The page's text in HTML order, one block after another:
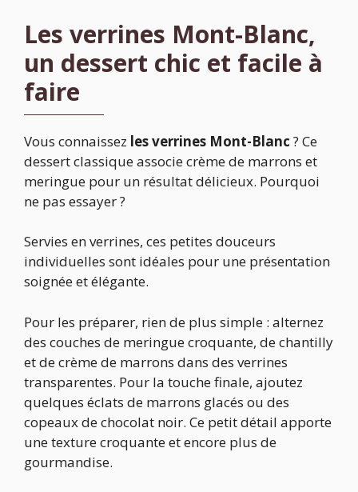
Les verrines Mont-Blanc,
un dessert chic et facile à
faire
Vous connaissez les verrines Mont-Blanc ? Ce
dessert classique associe crème de marrons et
meringue pour un résultat délicieux. Pourquoi
ne pas essayer ?
Servies en verrines, ces petites douceurs
individuelles sont idéales pour une présentation
soignée et élégante.
Pour les préparer, rien de plus simple : alternez
des couches de meringue croquante, de chantilly
et de crème de marrons dans des verrines
transparentes. Pour la touche finale, ajoutez
quelques éclats de marrons glacés ou des
copeaux de chocolat noir. Ce petit détail apporte
une texture croquante et encore plus de
gourmandise.